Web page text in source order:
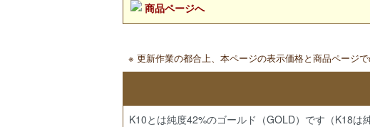
商品ページへ
※ 更新作業の都合上、本ページの表示価格と商品ページ
K10とは純度42%のゴールド（GOLD）です（K18は